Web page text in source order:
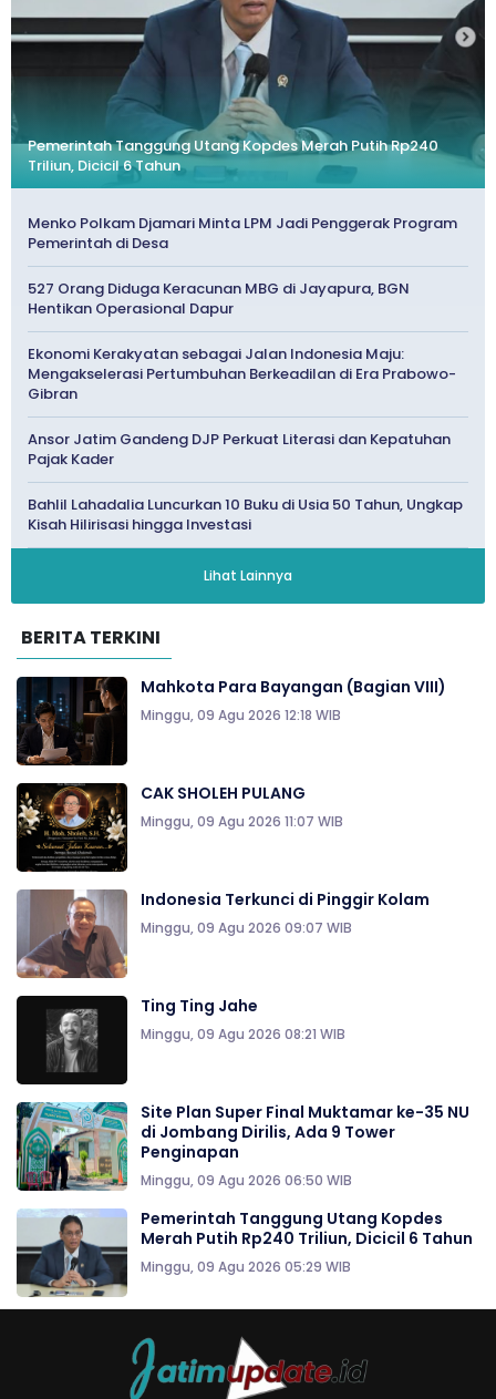
Pemerintah Tanggung Utang Kopdes Merah Putih Rp240
Triliun, Dicicil 6 Tahun
Menko Polkam Djamari Minta LPM Jadi Penggerak Program
Pemerintah di Desa
527 Orang Diduga Keracunan MBG di Jayapura, BGN
Hentikan Operasional Dapur
Ekonomi Kerakyatan sebagai Jalan Indonesia Maju:
Mengakselerasi Pertumbuhan Berkeadilan di Era Prabowo-
Gibran
Ansor Jatim Gandeng DJP Perkuat Literasi dan Kepatuhan
Pajak Kader
Bahlil Lahadalia Luncurkan 10 Buku di Usia 50 Tahun, Ungkap
Kisah Hilirisasi hingga Investasi
Lihat Lainnya
BERITA TERKINI
Mahkota Para Bayangan (Bagian VIII)
Minggu, 09 Agu 2026 12:18 WIB
CAK SHOLEH PULANG
Minggu, 09 Agu 2026 11:07 WIB
Indonesia Terkunci di Pinggir Kolam
Minggu, 09 Agu 2026 09:07 WIB
Ting Ting Jahe
Minggu, 09 Agu 2026 08:21 WIB
Site Plan Super Final Muktamar ke-35 NU
di Jombang Dirilis, Ada 9 Tower
Penginapan
Minggu, 09 Agu 2026 06:50 WIB
Pemerintah Tanggung Utang Kopdes
Merah Putih Rp240 Triliun, Dicicil 6 Tahun
Minggu, 09 Agu 2026 05:29 WIB